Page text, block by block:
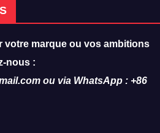
votre marque ou vos ambitions
nous :
ou via WhatsApp : +86